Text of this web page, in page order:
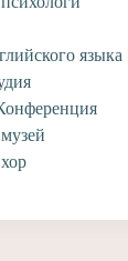
языка